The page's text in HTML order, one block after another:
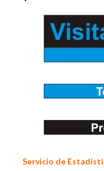
Servicio de